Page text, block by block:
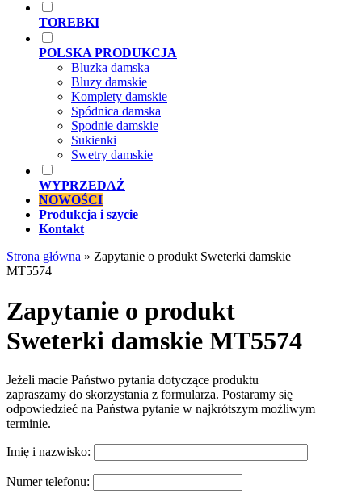
TOREBKI
POLSKA PRODUKCJA
Bluzka damska
Bluzy damskie
Komplety damskie
Spódnica damska
Spodnie damskie
Sukienki
Swetry damskie
WYPRZEDAŻ
NOWOŚCI
Produkcja i szycie
Kontakt
Strona główna » Zapytanie o produkt Sweterki damskie
MT5574
Zapytanie o produkt
Sweterki damskie MT5574
Jeżeli macie Państwo pytania dotyczące produktu
zapraszamy do skorzystania z formularza. Postaramy się
odpowiedzieć na Państwa pytanie w najkrótszym możliwym
terminie.
Imię i nazwisko:
Numer telefonu: